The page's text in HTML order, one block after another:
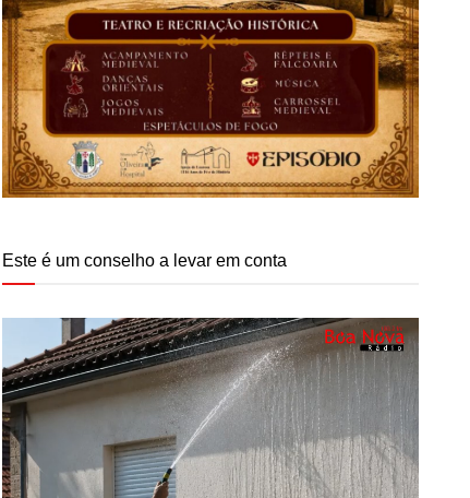
Este é um conselho a levar em conta